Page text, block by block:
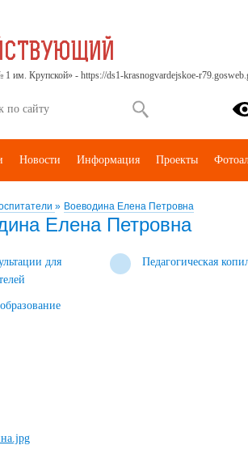
» Воеводина Елена Петровна
Елена Петровна
для
Педагогическая
им. Крупской» - https://ds1-krasnogvardejskoe-
Новости Информация Проекты